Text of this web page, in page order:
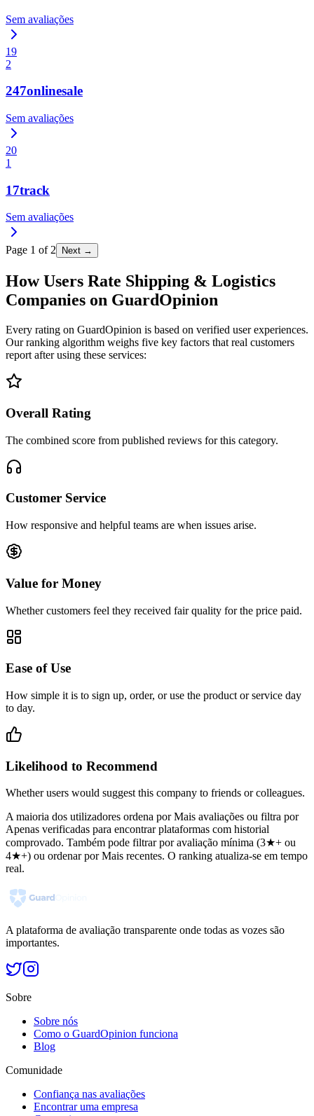
Sem avaliações
19
2
247onlinesale
Sem avaliações
20
1
17track
Sem avaliações
Page 1 of2 Next →
How Users Rate Shipping & Logistics
Companies on GuardOpinion
Every rating on GuardOpinion is based on verified user experiences.
Our ranking algorithm weighs five key factors that real customers
report after using these services:
Overall Rating
The combined score from published reviews for this category.
Customer Service
How responsive and helpful teams are when issues arise.
Value for Money
Whether customers feel they received fair quality for the price paid.
Ease of Use
How simple it is to sign up, order, or use the product or service day
to day.
Likelihood to Recommend
Whether users would suggest this company to friends or colleagues.
A maioria dos utilizadores ordena por Mais avaliações ou filtra por
Apenas verificadas para encontrar plataformas com historial
comprovado. Também pode filtrar por avaliação mínima (3★+ ou
4★+) ou ordenar por Mais recentes. O ranking atualiza-se em tempo
real.
A plataforma de avaliação transparente onde todas as vozes são
importantes.
Sobre
Sobre nós
Como o GuardOpinion funciona
Blog
Comunidade
Confiança nas avaliações
Encontrar uma empresa